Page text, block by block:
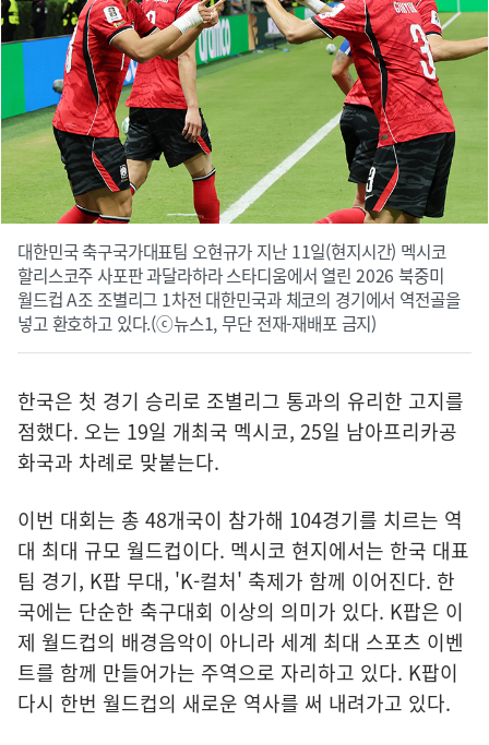
대한민국 축구국가대표팀 오현규가 지난 11일(현지시간) 멕시코
할리스코주 사포판 과달라하라 스타디움에서 열린 2026 북중미
월드컵 A조 조별리그 1차전 대한민국과 체코의 경기에서 역전골을
넣고 환호하고 있다.(ⓒ뉴스1, 무단 전재-재배포 금지)
한국은 첫 경기 승리로 조별리그 통과의 유리한 고지를
점했다. 오는 19일 개최국 멕시코, 25일 남아프리카공
화국과 차례로 맞붙는다.
이번 대회는 총 48개국이 참가해 104경기를 치르는 역
대 최대 규모 월드컵이다. 멕시코 현지에서는 한국 대표
팀 경기, K팝 무대, 'K-컬처' 축제가 함께 이어진다. 한
국에는 단순한 축구대회 이상의 의미가 있다. K팝은 이
제 월드컵의 배경음악이 아니라 세계 최대 스포츠 이벤
트를 함께 만들어가는 주역으로 자리하고 있다. K팝이
다시 한번 월드컵의 새로운 역사를 써 내려가고 있다.